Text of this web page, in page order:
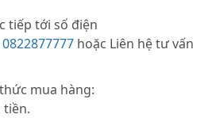
tiếp tới số điện
0822877777 hoặc Liên hệ tư vấn
mua hàng:
tiền.